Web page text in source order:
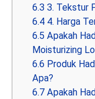
6.3 3. Tekstur
6.4 4. Harga
6.5 Apakah
Moisturizing
6.6 Produk
Apa?
6.7 Apakah